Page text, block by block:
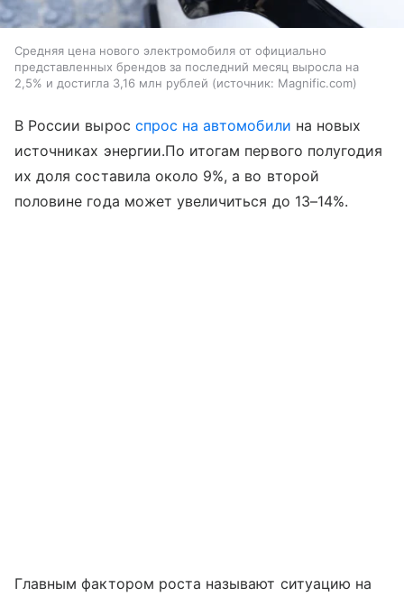
Средняя цена нового электромобиля от официально
представленных брендов за последний месяц выросла на
2,5% и достигла 3,16 млн рублей
источник: Magnific.com
В России вырос спрос на автомобили на новых
источниках энергии.По итогам первого полугодия
их доля составила около 9%, а во второй
половине года может увеличиться до 13–14%.
Главным фактором роста называют ситуацию на